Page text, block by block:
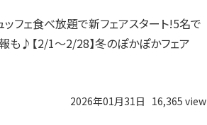
フェ食べ放題で新フェアスタート!5名で
も♪【2/1～2/28】冬のぽかぽかフェア
2026年01月31日 16,365 view